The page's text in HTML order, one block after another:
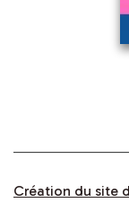
Création du site